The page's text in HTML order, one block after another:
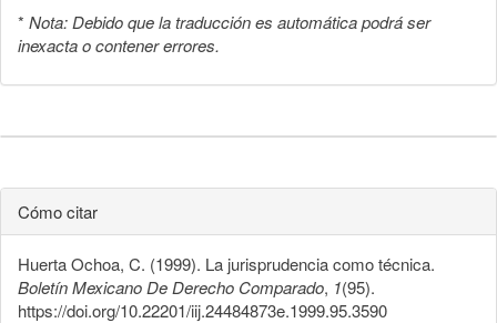
* Nota: Debido que la traducción es automática podrá ser
inexacta o contener errores.
Cómo citar
Huerta Ochoa, C. (1999). La jurisprudencia como técnica.
Boletín Mexicano De Derecho Comparado, 1(95).
https://doi.org/10.22201/iij.24484873e.1999.95.3590